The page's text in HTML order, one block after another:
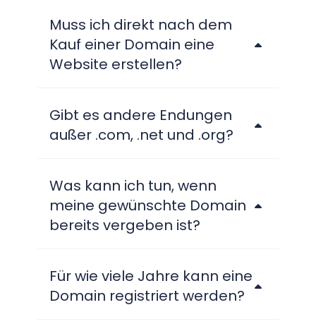
Muss ich direkt nach dem
Kauf einer Domain eine
Website erstellen?
Gibt es andere Endungen
außer .com, .net und .org?
Was kann ich tun, wenn
meine gewünschte Domain
bereits vergeben ist?
Für wie viele Jahre kann eine
Domain registriert werden?